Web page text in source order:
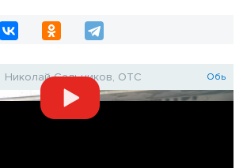
Николай Сальников, ОТС Обь